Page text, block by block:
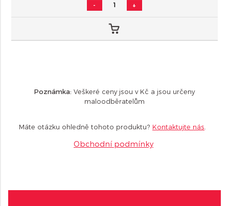
- +
Poznámka: Veškeré ceny jsou v Kč a jsou určeny
maloodběratelům
Máte otázku ohledně tohoto produktu? Kontaktujte nás
Obchodní podmínky